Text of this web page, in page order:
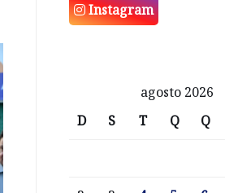
Instagram
agosto 2026
D
S T Q Q